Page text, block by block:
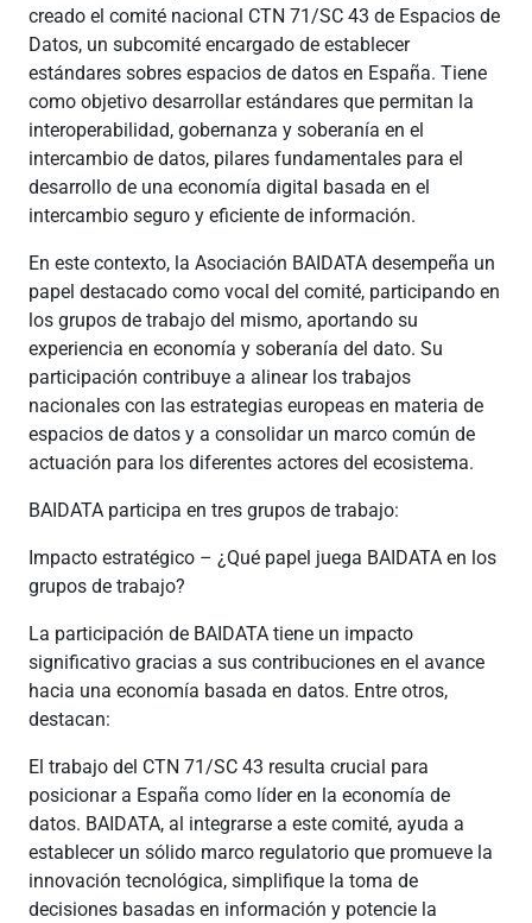
creado el comité nacional CTN 71/SC 43 de Espacios de
Datos, un subcomité encargado de establecer
estándares sobres espacios de datos en España. Tiene
como objetivo desarrollar estándares que permitan la
interoperabilidad, gobernanza y soberanía en el
intercambio de datos, pilares fundamentales para el
desarrollo de una economía digital basada en el
intercambio seguro y eficiente de información.
En este contexto, la Asociación BAIDATA desempeña un
papel destacado como vocal del comité, participando en
los grupos de trabajo del mismo, aportando su
experiencia en economía y soberanía del dato. Su
participación contribuye a alinear los trabajos
nacionales con las estrategias europeas en materia de
espacios de datos y a consolidar un marco común de
actuación para los diferentes actores del ecosistema.
BAIDATA participa en tres grupos de trabajo:
Impacto estratégico – ¿Qué papel juega BAIDATA en los
grupos de trabajo?
La participación de BAIDATA tiene un impacto
significativo gracias a sus contribuciones en el avance
hacia una economía basada en datos. Entre otros,
destacan:
El trabajo del CTN 71/SC 43 resulta crucial para
posicionar a España como líder en la economía de
datos. BAIDATA, al integrarse a este comité, ayuda a
establecer un sólido marco regulatorio que promueve la
innovación tecnológica, simplifique la toma de
decisiones basadas en información y potencie la